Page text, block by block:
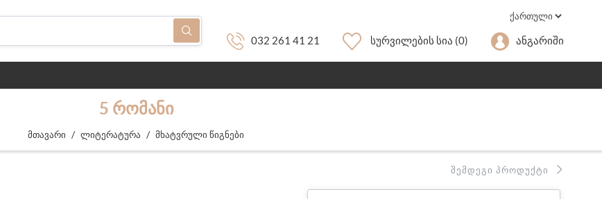
032 261 41 21 Სურვილების Სია (0) Ანგარიში
5 ᲠᲝᲛᲐᲜᲘ
მთავარი / ლიტერატურა / მხატვრული წიგნები
ᲨᲔᲛᲓᲔᲒᲘ ᲞᲠᲝᲓᲣᲥᲢᲘ